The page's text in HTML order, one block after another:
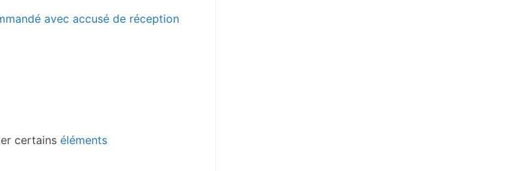
avec accusé de réception
certains éléments